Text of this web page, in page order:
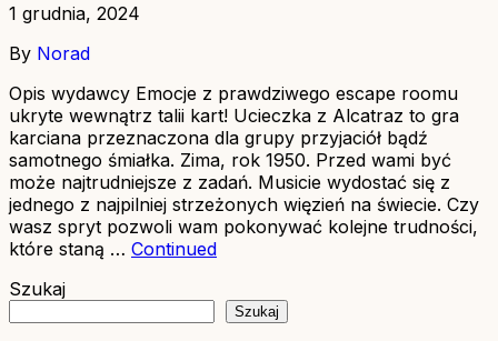
1 grudnia, 2024
By Norad
Opis wydawcy Emocje z prawdziwego escape roomu
ukryte wewnątrz talii kart! Ucieczka z Alcatraz to gra
karciana przeznaczona dla grupy przyjaciół bądź
samotnego śmiałka. Zima, rok 1950. Przed wami być
może najtrudniejsze z zadań. Musicie wydostać się z
jednego z najpilniej strzeżonych więzień na świecie. Czy
wasz spryt pozwoli wam pokonywać kolejne trudności,
które staną … Continued
Szukaj
Szukaj